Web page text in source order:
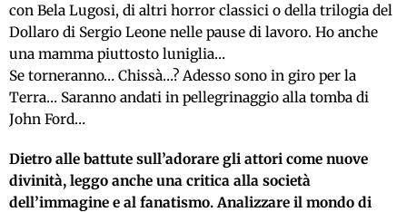
con Bela Lugosi, di altri horror classici o della trilogia del
Dollaro di Sergio Leone nelle pause di lavoro. Ho anche
una mamma piuttosto luniglia…
Se torneranno… Chissà…? Adesso sono in giro per la
Terra… Saranno andati in pellegrinaggio alla tomba di
John Ford…
Dietro alle battute sull’adorare gli attori come nuove
divinità, leggo anche una critica alla società
dell’immagine e al fanatismo. Analizzare il mondo di